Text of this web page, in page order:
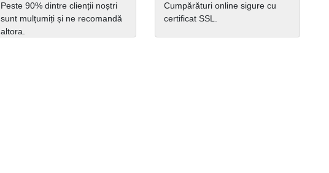
Peste 90% dintre clienții noștri
sunt mulțumiți și ne recomandă
altora.
Cumpărături online sigure cu
certificat SSL.